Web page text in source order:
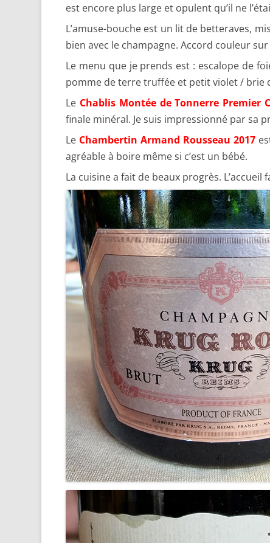
est encore plus large et opulent qu’il ne
L’amuse-bouche est un lit de betteraves,
bien avec le champagne. Accord couleur
Le menu que je prends est : escalope de
pomme de terre truffée et petit violet / brie
Le Chablis Montée de Tonnerre Premier
finale minéral. Je suis impressionné par sa
Le Chambertin Armand Rousseau 2017
agréable à boire même si c’est un bébé.
La cuisine a fait de beaux progrès.